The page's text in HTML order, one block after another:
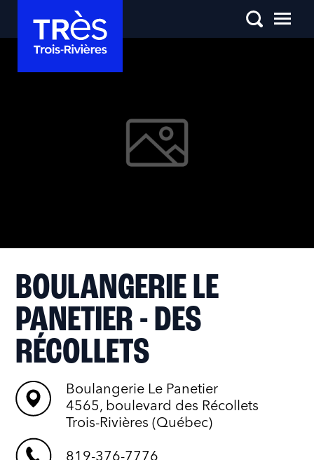
BOULANGERIE LE
PANETIER - DES
RÉCOLLETS
Boulangerie Le Panetier
4565, boulevard des Récollets
Trois-Rivières (Québec)
819-376-7776